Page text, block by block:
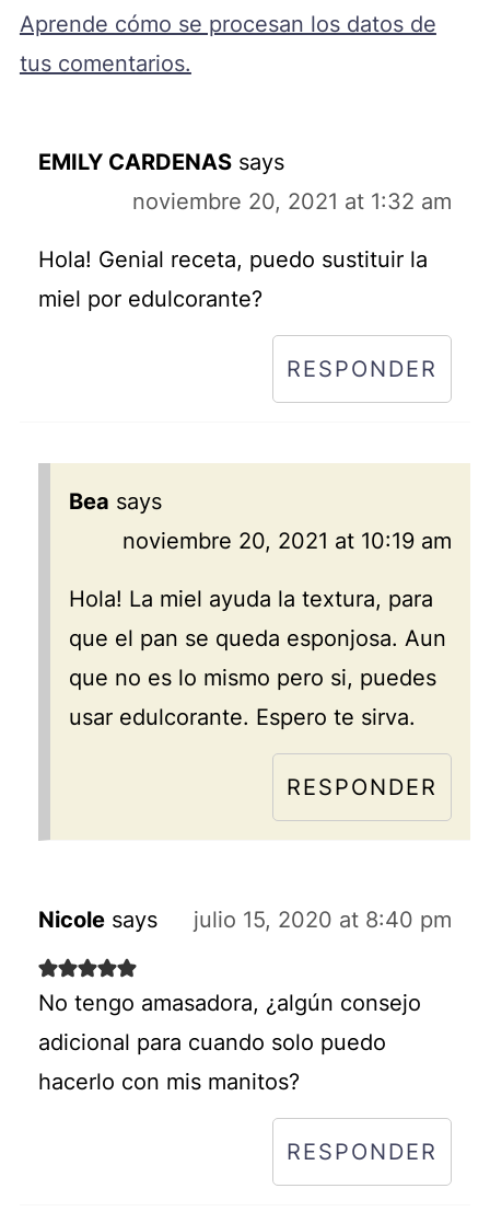
Aprende cómo se procesan los datos de
tus comentarios.
EMILY CARDENAS says
noviembre 20, 2021 at 1:32 am
Hola! Genial receta, puedo sustituir la
miel por edulcorante?
RESPONDER
Bea says
noviembre 20, 2021 at 10:19 am
Hola! La miel ayuda la textura, para
que el pan se queda esponjosa. Aun
que no es lo mismo pero si, puedes
usar edulcorante. Espero te sirva.
RESPONDER
Nicole says julio 15, 2020 at 8:40 pm
No tengo amasadora, ¿algún consejo
adicional para cuando solo puedo
hacerlo con mis manitos?
RESPONDER